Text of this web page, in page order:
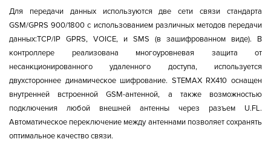
Для передачи данных используются две сети связи стандарта
GSM/GPRS 900/1800 с использованием различных методов передачи
данных:TCP/IP GPRS, VOICE, и SMS (в зашифрованном виде). В
контроллере реализована многоуровневая защита от
несанкционированного удаленного доступа, используется
двухстороннее динамическое шифрование. STEMAX RX410 оснащен
внутренней встроенной GSM-антенной, а также возможностью
подключения любой внешней антенны через разъем U.FL.
Автоматическое переключение между антеннами позволяет сохранять
оптимальное качество связи.